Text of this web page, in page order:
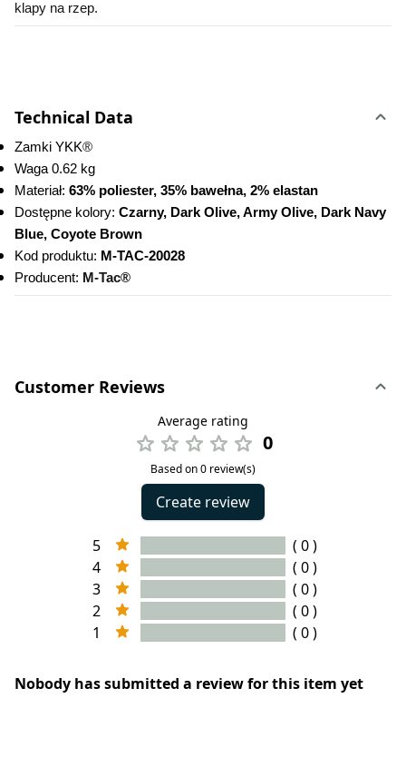
klapy na rzep.
Technical Data
Zamki YKK®
Waga 0.62 kg
Materiał: 63% poliester, 35% bawełna, 2% elastan
Dostępne kolory: Czarny, Dark Olive, Army Olive, Dark Navy
Blue, Coyote Brown
Kod produktu: M-TAC-20028
Producent: M-Tac®
Customer Reviews
Average rating
0
Based on 0 review(s)
Create review
5
( 0 )
4
( 0 )
3
( 0 )
2
( 0 )
1
( 0 )
Nobody has submitted a review for this item yet